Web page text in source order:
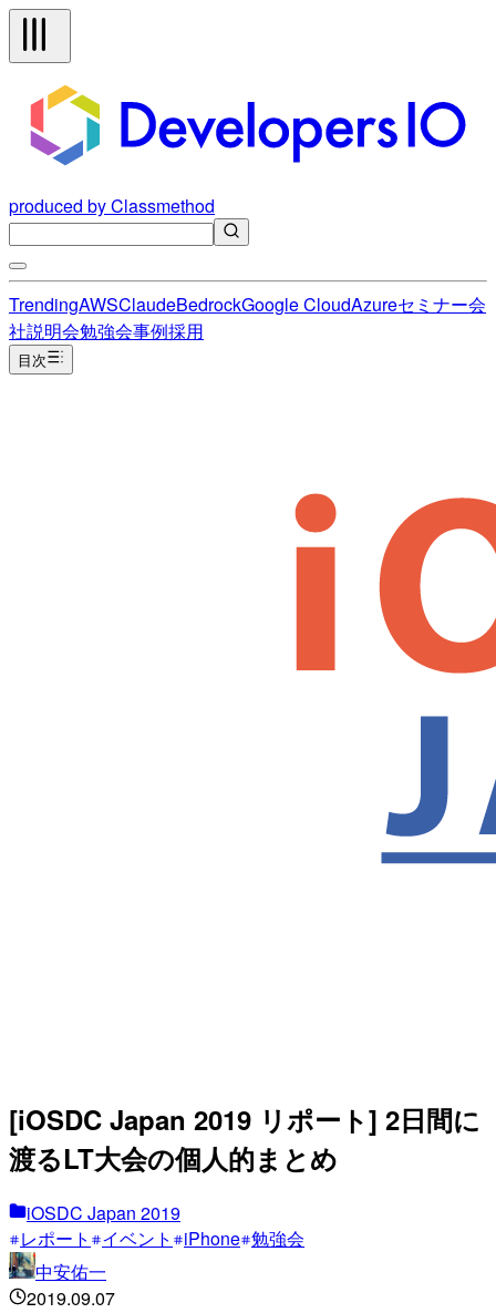
produced by Classmethod
TrendingAWSClaudeBedrockGoogle CloudAzureセミナー会
社説明会勉強会事例採用
目次
[iOSDC Japan 2019 リポート] 2日間に
渡るLT大会の個人的まとめ
iOSDC Japan 2019
レポート
イベント iPhone 勉強会
中安佑一
2019.09.07